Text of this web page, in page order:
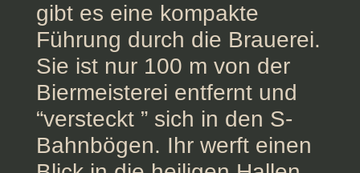
gibt es eine kompakte
Führung durch die Brauerei.
Sie ist nur 100 m von der
Biermeisterei entfernt und
“versteckt ” sich in den S-
Bahnbögen. Ihr werft einen